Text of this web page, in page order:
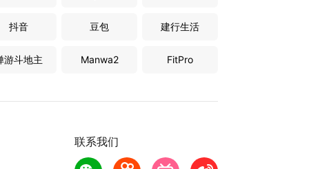
抖音 豆包 建行生活
游斗地主 Manwa2 FitPro
联系我们